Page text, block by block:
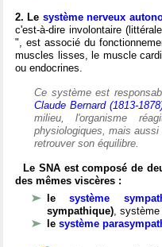
2. Le système nerveux
c'est-à-dire involontaire
", est associé du
muscles lisses, le muscle
ou endocrines.
Ce système est
Claude Bernard (1813-
milieu, l'organisme
physiologiques, mais
retrouver son équilibre.
Le SNA est composé de
des mêmes viscères :
lesystème
sympathique), système
le système